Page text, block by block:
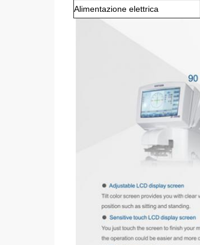
Alimentazione elettrica